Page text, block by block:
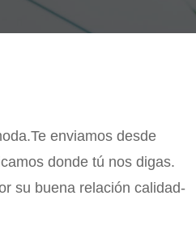
enviamos desde
donde tú nos digas.
su buena relación calidad-